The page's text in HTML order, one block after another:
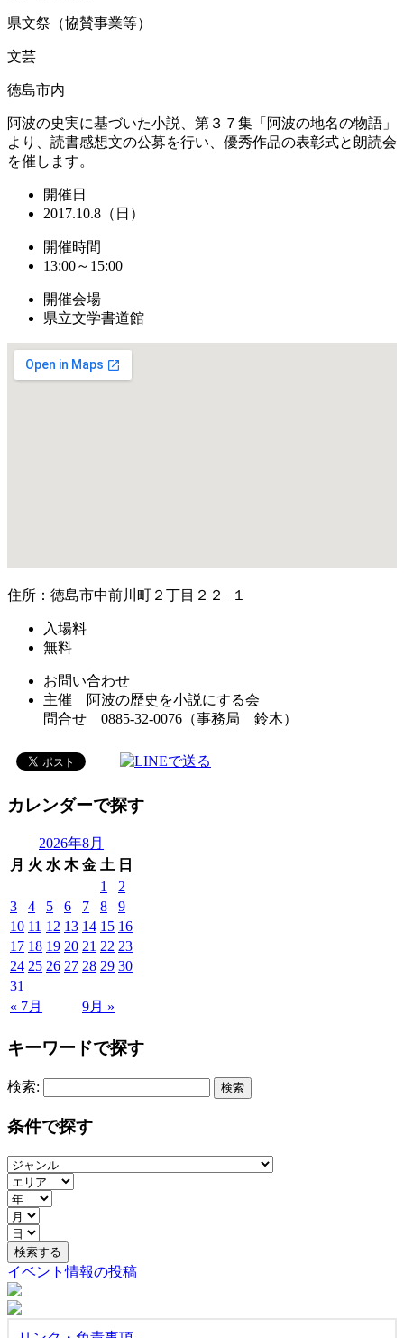
県文祭（協賛事業等）
文芸
徳島市内
阿波の史実に基づいた小説、第３７集「阿波の地名の物語」
より、読書感想文の公募を行い、優秀作品の表彰式と朗読会
を催します。
開催日
2017.10.8（日）
開催時間
13:00～15:00
開催会場
県立文学書道館
住所：徳島市中前川町２丁目２２−１
入場料
無料
お問い合わせ
主催 阿波の歴史を小説にする会
問合せ 0885-32-0076（事務局 鈴木）
カレンダーで探す
2026年8月
月 火 水 木 金 土 日
« 7月 9月 »
1
2
3
4 5 6 7 8
9
10 11 12 13 14 15 16
17 18 19 20 21 22 23
24 25 26 27 28 29 30
31
キーワードで探す
検索:
条件で探す
イベント情報の投稿